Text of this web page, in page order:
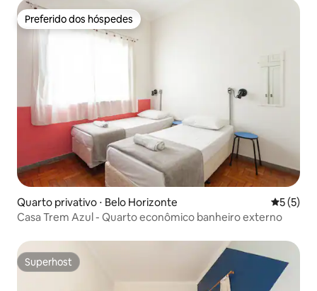
Preferido dos hóspedes
Preferido dos hóspedes
Quarto privativo ⋅ Belo Horizonte 5 de
5 (5)
Casa Trem Azul - Quarto econômico banheiro externo
Superhost
Superhost